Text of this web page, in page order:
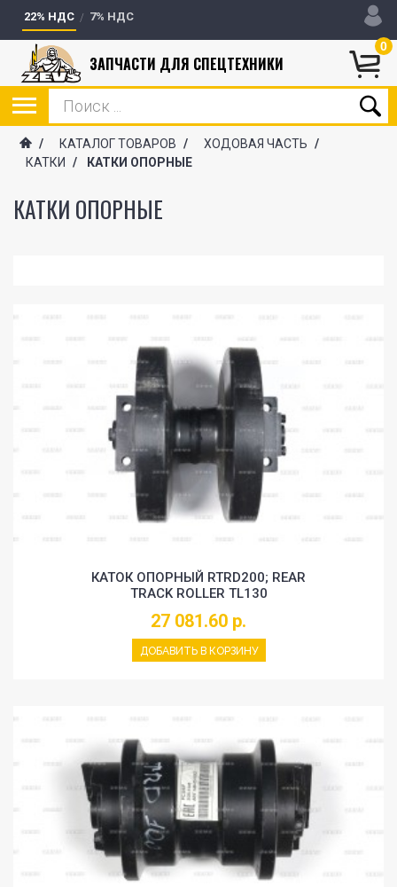
22% НДС 7% НДС
0
ЗАПЧАСТИ ДЛЯ СПЕЦТЕХНИКИ
/ КАТАЛОГ ТОВАРОВ / ХОДОВАЯ ЧАСТЬ /
КАТКИ
/ КАТКИ ОПОРНЫЕ
КАТКИ ОПОРНЫЕ
КАТОК ОПОРНЫЙ RTRD200; REAR
TRACK ROLLER TL130
27 081.60 р.
ДОБАВИТЬ В КОРЗИНУ